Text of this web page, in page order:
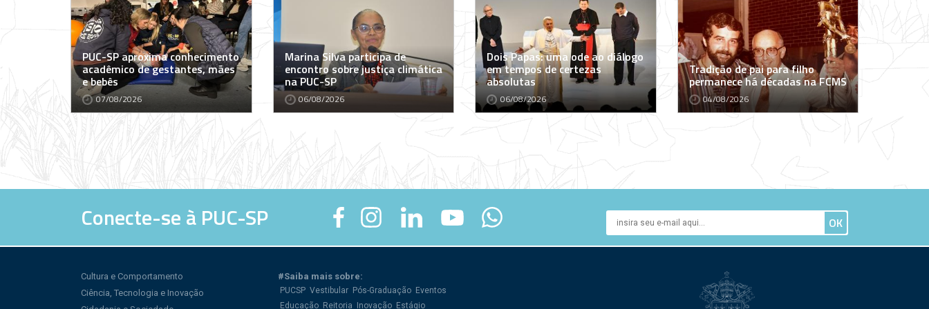
PUC-SP aproxima conhecimento
acadêmico de gestantes, mães
e bebês
07/08/2026
Marina Silva participa de
encontro sobre justiça climática
na PUC-SP
06/08/2026
Dois Papas: uma ode ao diálogo
em tempos de certezas
absolutas
06/08/2026
Tradição de pai para filho
permanece há décadas na FCMS
04/08/2026
Conecte-se à PUC-SP
Cultura e Comportamento
Ciência, Tecnologia e Inovação
#Saiba mais sobre:
PUCSP Vestibular Pós-Graduação Eventos
Educação Reitoria Inovação Estágio